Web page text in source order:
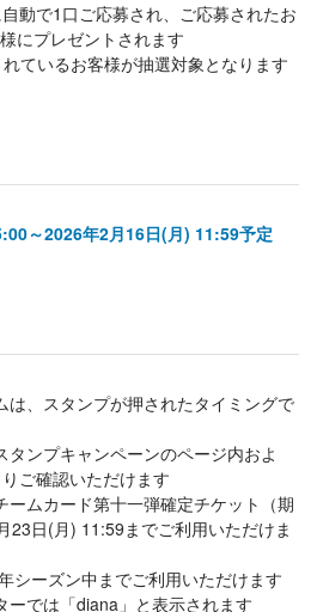
動で1口ご応募され、ご応募されたお
にプレゼントされます
ているお客様が抽選対象となります
～2026年2月16日(月) 11:59予定
は、スタンプが押されたタイミングで
ンプキャンペーンのページ内およ
ご確認いただけます
ームカード第十一弾確定チケット（期
23日(月) 11:59までご利用いただけま
シーズン中までご利用いただけます
ーでは「diana」と表示されます